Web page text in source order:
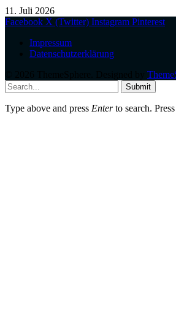
11. Juli 2026
Facebook X (Twitter) Instagram Pinterest
Impressum
Datenschutzerklärung
Submit
Type above and press Enterto search. Press